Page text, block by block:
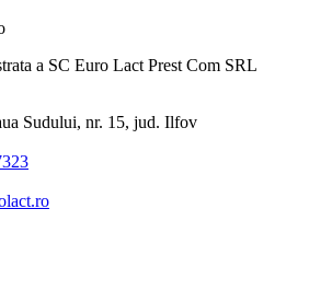
a SC Euro Lact Prest Com SRL
Sudului, nr. 15, jud. Ilfov